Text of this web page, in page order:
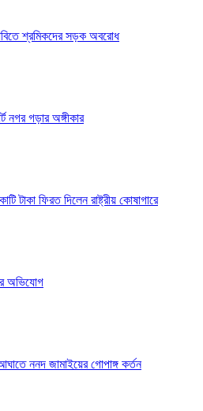
শ্রমিকদের সড়ক অবরোধ
নগর গড়ার অঙ্গীকার
টাকা ফিরত দিলেন রাষ্ট্রীয় কোষাগারে
অভিযোগ
ননদ জামাইয়ের গোপাঙ্গ কর্তন